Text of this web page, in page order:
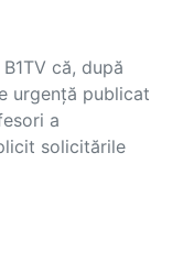
că, după
urgență publicat
a
solicitările